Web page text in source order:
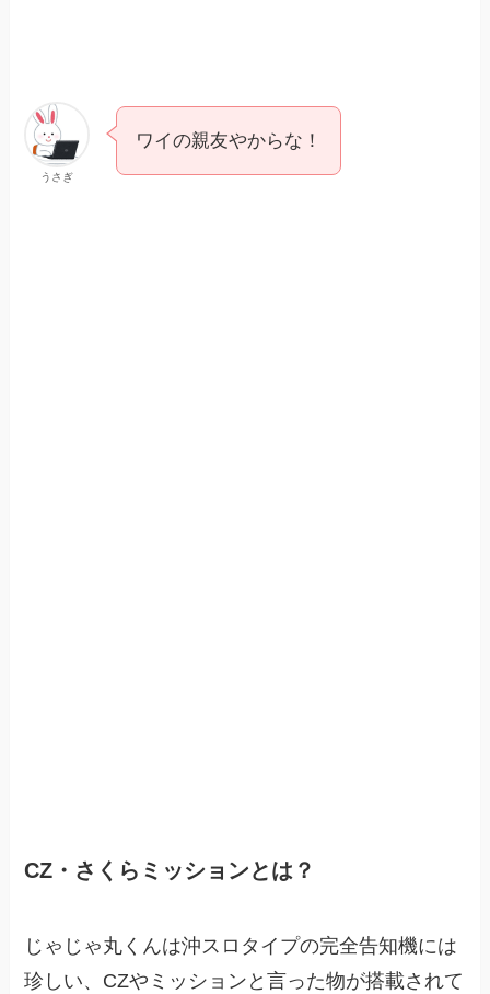
うさぎ
ワイの親友やからな！
CZ・さくらミッションとは？
じゃじゃ丸くんは沖スロタイプの完全告知機には
珍しい、CZやミッションと言った物が搭載されて